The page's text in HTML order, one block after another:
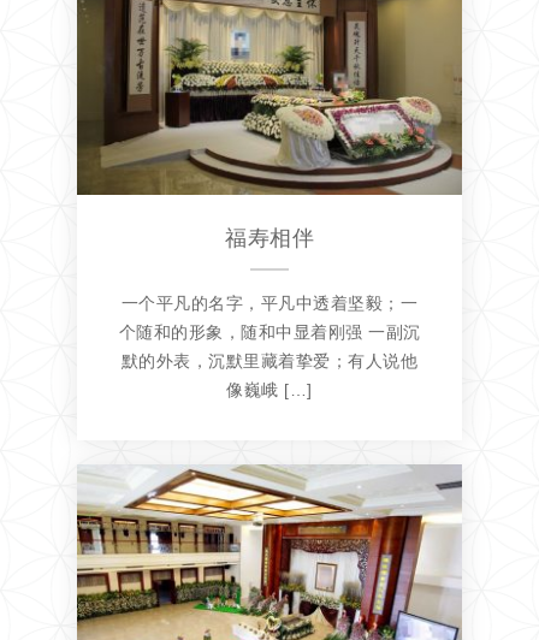
福寿相伴
一个平凡的名字，平凡中透着坚毅；一
个随和的形象，随和中显着刚强 一副沉
默的外表，沉默里藏着挚爱；有人说他
像巍峨 […]